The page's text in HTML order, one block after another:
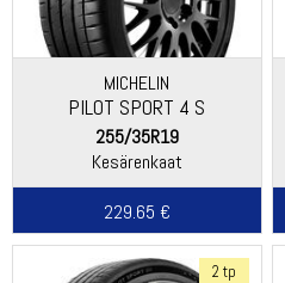
MICHELIN
PILOT SPORT 4 S
255/35R19
Kesärenkaat
229.65 €
2 tp